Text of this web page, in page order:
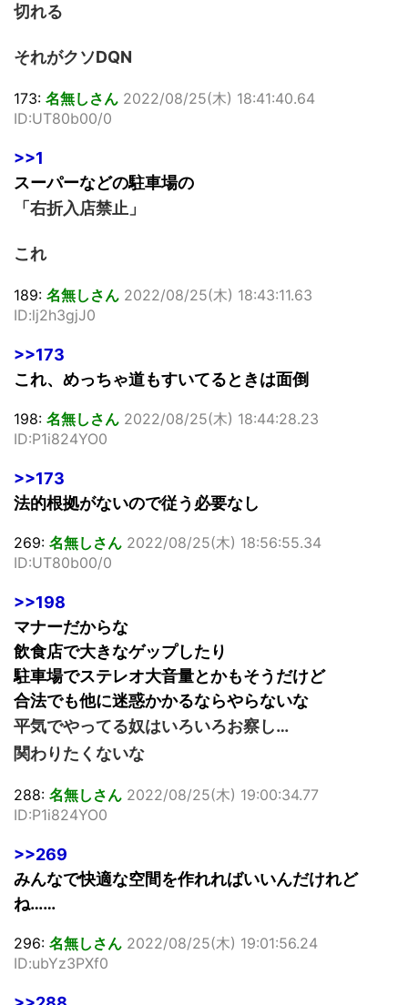
切れる
それがクソDQN
173: 名無しさん 2022/08/25(木) 18:41:40.64
ID:UT80b00/0
>>1
スーパーなどの駐車場の
「右折入店禁止」
これ
189: 名無しさん 2022/08/25(木) 18:43:11.63
ID:lj2h3gjJ0
>>173
これ、めっちゃ道もすいてるときは面倒
198: 名無しさん 2022/08/25(木) 18:44:28.23
ID:P1i824YO0
>>173
法的根拠がないので従う必要なし
269: 名無しさん 2022/08/25(木) 18:56:55.34
ID:UT80b00/0
>>198
マナーだからな
飲食店で大きなゲップしたり
駐車場でステレオ大音量とかもそうだけど
合法でも他に迷惑かかるならやらないな
平気でやってる奴はいろいろお察し…
関わりたくないな
288: 名無しさん 2022/08/25(木) 19:00:34.77
ID:P1i824YO0
>>269
みんなで快適な空間を作れればいいんだけれど
ね……
296: 名無しさん 2022/08/25(木) 19:01:56.24
ID:ubYz3PXf0